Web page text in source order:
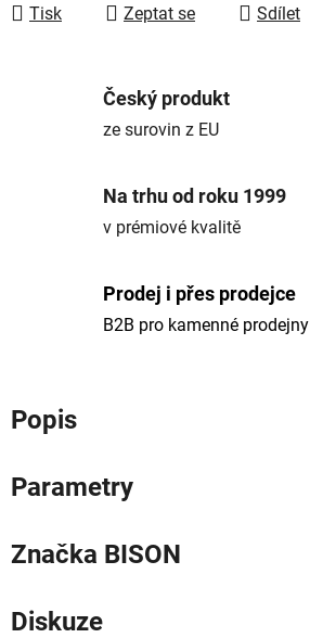
Tisk Zeptat se Sdílet
Český produkt
ze surovin z EU
Na trhu od roku 1999
v prémiové kvalitě
Prodej i přes prodejce
B2B pro kamenné prodejny
Popis
Parametry
Značka BISON
Diskuze